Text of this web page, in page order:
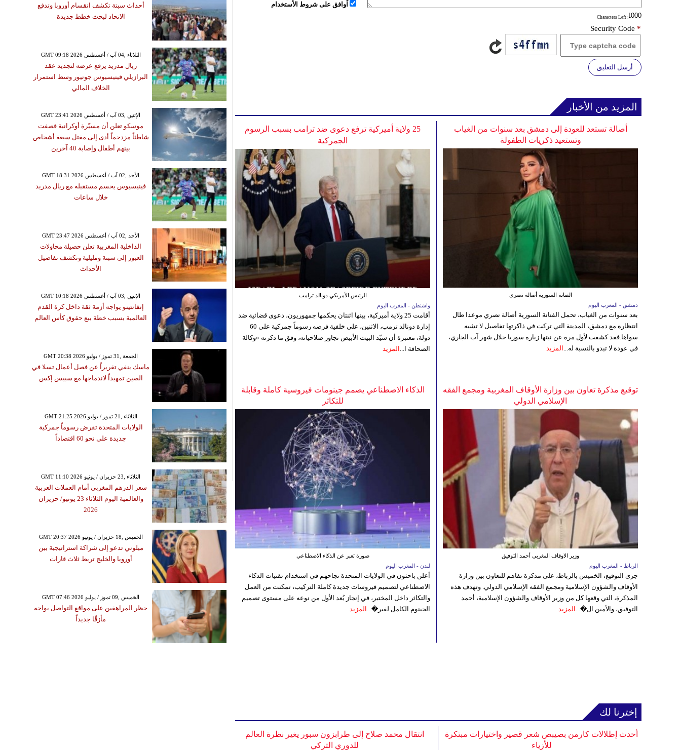
: Characters Left
اُوافق على شروط الأستخدام
Security Code *
أرسل التعليق
المزيد من الأخبار
25 ولاية أميركية ترفع دعوى ضد ترامب بسبب الرسوم
الجمركية
الرئيس الأمريكي دونالد ترامب
واشنطن - المغرب اليوم
أقامت 25 ولاية أميركية، بينها اثنتان يحكمها جمهوريون، دعوى قضائية ضد
إدارة دونالد ترمب، الاثنين، على خلفية فرضه رسوماً جمركية على 60
دولة، معتبرة أن سيّد البيت الأبيض تجاوز صلاحياته، وفق ما ذكرته «وكالة
الصحافة ا... المزيد
أصالة تستعد للعودة إلى دمشق بعد سنوات من الغياب
وتستعيد ذكريات الطفولة
الفنانة السورية أصالة نصري
دمشق - المغرب اليوم
بعد سنوات من الغياب، تحمل الفنانة السورية أصالة نصري موعدا طال
انتظاره مع دمشق، المدينة التي تركت في ذاكرتها تفاصيل لا تشبه
سواها.فقد كشفت لأول مرة عن نيتها زيارة سوريا خلال شهر آب الجاري،
في عودة لا تبدو بالنسبة له... المزيد
الذكاء الاصطناعي يصمم جينومات فيروسية كاملة وقابلة
للتكاثر
صورة تعبر عن الذكاء الاصطناعي
لندن - المغرب اليوم
أعلن باحثون في الولايات المتحدة نجاحهم في استخدام تقنيات الذكاء
الاصطناعي لتصميم فيروسات جديدة كاملة التركيب، تمكنت من العمل
والتكاثر داخل المختبر، في إنجاز يُعد الأول من نوعه على مستوى تصميم
الجينوم الكامل لفير�... المزيد
توقيع مذكرة تعاون بين وزارة الأوقاف المغربية ومجمع الفقه
الإسلامي الدولي
وزير الاوقاف المغربي أحمد التوفيق
الرباط - المغرب اليوم
جرى التوقيع، الخميس بالرباط، على مذكرة تفاهم للتعاون بين وزارة
الأوقاف والشؤون الإسلامية ومجمع الفقه الإسلامي الدولي. وتهدف هذه
المذكرة، التي وقعها كل من وزير الأوقاف والشؤون الإسلامية، أحمد
التوفيق، والأمين ال�... المزيد
إخترنا لك
انتقال محمد صلاح إلى طرابزون سبور يغير نظرة العالم
للدوري التركي
أحدث إطلالات كارمن بصيبص شعر قصير واختيارات مبتكرة
للأزياء
أحداث سبتة تكشف انقسام أوروبا وتدفع
الاتحاد لبحث خطط جديدة
GMT 09:18 2026 الثلاثاء ,04 آب / أغسطس
ريال مدريد يرفع عرضه لتجديد عقد
البرازيلي فينيسيوس جونيور وسط استمرار
الخلاف المالي
GMT 23:41 2026 الإثنين ,03 آب / أغسطس
موسكو تعلن أن مسيّرة أوكرانية قصفت
شاطئاً مزدحماً أدى إلى مقتل سبعة أشخاص
بينهم أطفال وإصابة 40 آخرين
GMT 18:31 2026 الأحد ,02 آب / أغسطس
فينيسيوس يحسم مستقبله مع ريال مدريد
خلال ساعات
GMT 23:47 2026 الأحد ,02 آب / أغسطس
الداخلية المغربية تعلن حصيلة محاولات
العبور إلى سبتة ومليلية وتكشف تفاصيل
الأحداث
GMT 10:18 2026 الإثنين ,03 آب / أغسطس
إنفانتينو يواجه أزمة ثقة داخل كرة القدم
العالمية بسبب خطة بيع حقوق كأس العالم
GMT 20:38 2026 الجمعة ,31 تموز / يوليو
ماسك ينفي تقريراً عن فصل أعمال تسلا في
الصين تمهيداً لاندماجها مع سبيس إكس
GMT 21:25 2026 الثلاثاء ,21 تموز / يوليو
الولايات المتحدة تفرض رسوماً جمركية
جديدة على نحو 60 اقتصاداً
GMT 11:10 2026 الثلاثاء ,23 حزيران / يونيو
سعر الدرهم المغربي أمام العملات العربية
والعالمية اليوم الثلاثاء 23 يونيو/ حزيران
2026
GMT 20:37 2026 الخميس ,18 حزيران / يونيو
ميلوني تدعو إلى شراكة استراتيجية بين
أوروبا والخليج تربط ثلاث قارات
GMT 07:46 2026 الخميس ,09 تموز / يوليو
حظر المراهقين على مواقع التواصل يواجه
مأزقًا جديداً